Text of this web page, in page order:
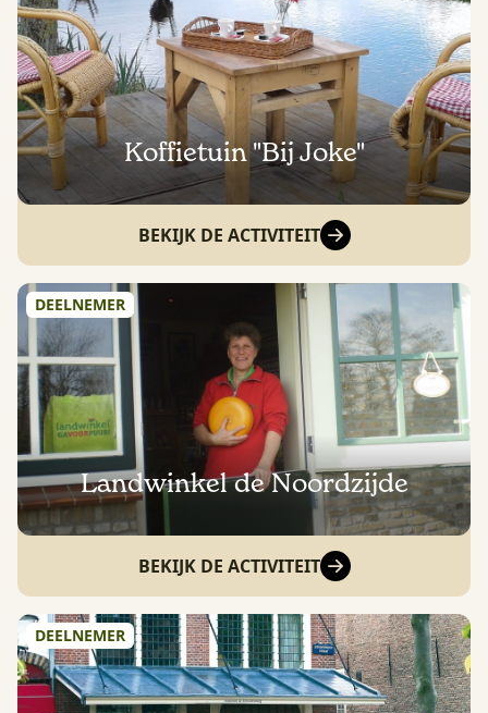
Koffietuin "Bij Joke"
BEKIJK DE ACTIVITEIT
DEELNEMER
Landwinkel de Noordzijde
BEKIJK DE ACTIVITEIT
DEELNEMER